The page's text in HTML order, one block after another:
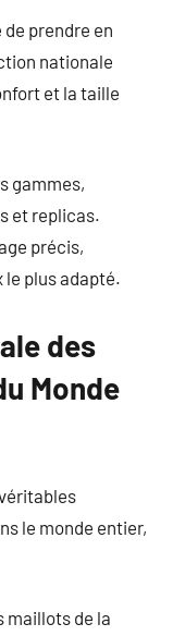
prendre en
nationale
et la taille
gammes,
et replicas.
précis,
plus adapté.
des
Monde
le monde entier,
maillots de la